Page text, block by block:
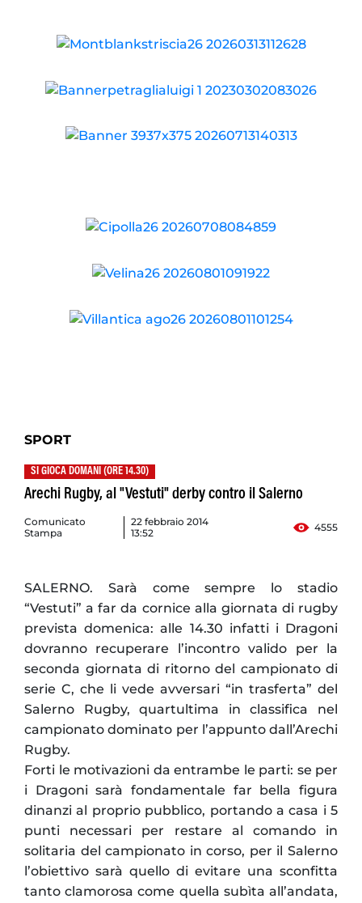
SPORT
SI GIOCA DOMANI (ORE 14.30)
Arechi Rugby, al "Vestuti" derby contro il Salerno
Comunicato
Stampa
22 febbraio 2014
13:52
4555
SALERNO. Sarà come sempre lo stadio
“Vestuti” a far da cornice alla giornata di rugby
prevista domenica: alle 14.30 infatti i Dragoni
dovranno recuperare l’incontro valido per la
seconda giornata di ritorno del campionato di
serie C, che li vede avversari “in trasferta” del
Salerno Rugby, quartultima in classifica nel
campionato dominato per l’appunto dall’Arechi
Rugby.
Forti le motivazioni da entrambe le parti: se per
i Dragoni sarà fondamentale far bella figura
dinanzi al proprio pubblico, portando a casa i 5
punti necessari per restare al comando in
solitaria del campionato in corso, per il Salerno
l’obiettivo sarà quello di evitare una sconfitta
tanto clamorosa come quella subìta all’andata,